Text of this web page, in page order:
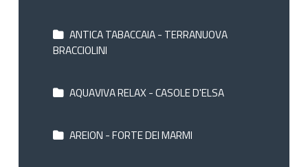
ANTICA TABACCAIA - TERRANUOVA
BRACCIOLINI
AQUAVIVA RELAX - CASOLE D'ELSA
AREION - FORTE DEI MARMI